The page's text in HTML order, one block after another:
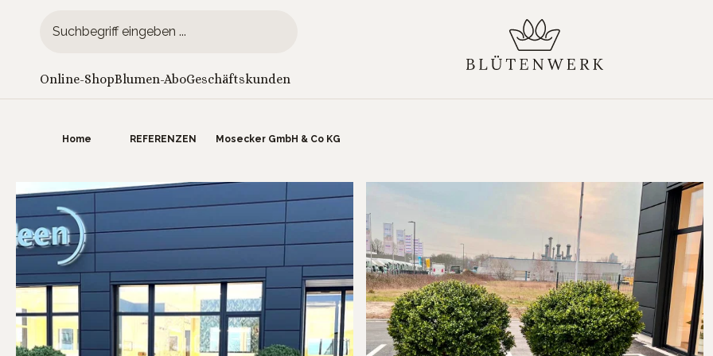
Online-ShopBlumen-AboGeschäftskunden
Home REFERENZEN Mosecker GmbH & Co KG